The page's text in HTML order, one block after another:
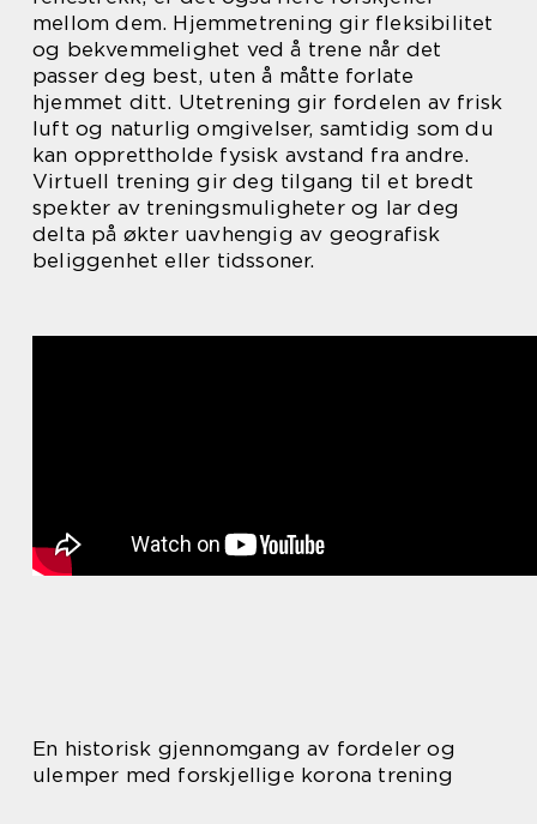
mellom dem. Hjemmetrening gir fleksibilitet
og bekvemmelighet ved å trene når det
passer deg best, uten å måtte forlate
hjemmet ditt. Utetrening gir fordelen av frisk
luft og naturlig omgivelser, samtidig som du
kan opprettholde fysisk avstand fra andre.
Virtuell trening gir deg tilgang til et bredt
spekter av treningsmuligheter og lar deg
delta på økter uavhengig av geografisk
beliggenhet eller tidssoner.
En historisk gjennomgang av fordeler og
ulemper med forskjellige korona trening